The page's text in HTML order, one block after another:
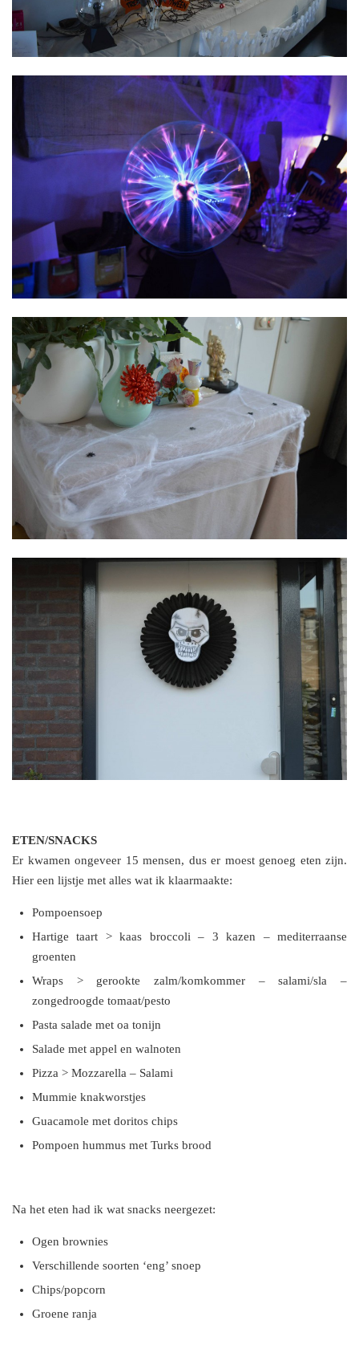
ETEN/SNACKS
Er kwamen ongeveer 15 mensen, dus er moest genoeg eten zijn.
Hier een lijstje met alles wat ik klaarmaakte:
Pompoensoep
Hartige taart > kaas broccoli – 3 kazen – mediterraanse
groenten
Wraps > gerookte zalm/komkommer – salami/sla –
zongedroogde tomaat/pesto
Pasta salade met oa tonijn
Salade met appel en walnoten
Pizza > Mozzarella – Salami
Mummie knakworstjes
Guacamole met doritos chips
Pompoen hummus met Turks brood
Na het eten had ik wat snacks neergezet:
Ogen brownies
Verschillende soorten ‘eng’ snoep
Chips/popcorn
Groene ranja